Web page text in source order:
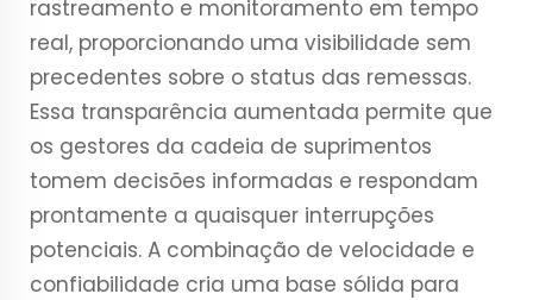
rastreamento e monitoramento em tempo
real, proporcionando uma visibilidade sem
precedentes sobre o status das remessas.
Essa transparência aumentada permite que
os gestores da cadeia de suprimentos
tomem decisões informadas e respondam
prontamente a quaisquer interrupções
potenciais. A combinação de velocidade e
confiabilidade cria uma base sólida para